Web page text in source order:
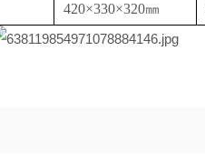
420×330×320㎜